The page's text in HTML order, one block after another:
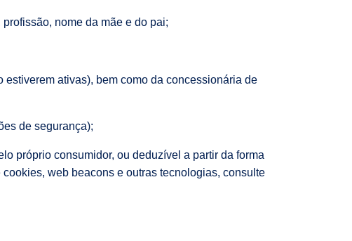
nome da mãe e do pai;
ativas), bem como da concessionária de
de segurança);
próprio consumidor, ou deduzível a partir da forma
web beacons e outras tecnologias, consulte